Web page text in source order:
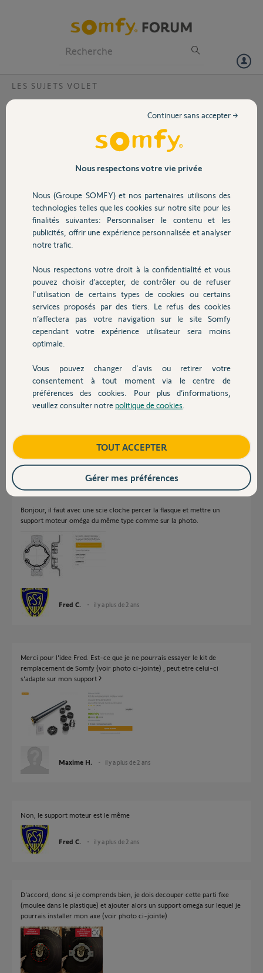
Volet
Sécurité
Domotique
Chauffage
Autres produits
Devis avec un pro
Contact
LES SUJETS VOLET
Equerre qui ne correspondent pas dans
Bonjour,
Je viens d'acheter un moteur RMS
1000 pour motoriser mes volets.
manivelle. Or aujourd'hui lors de
mon essai de montage, je me rend
compte qu'il n'y a pas d'equerre
mais un autre systeme (en
plastique. Qu'est ce que vous
pouvez me recommander comme
solution ? Installer un systeme
d'equerre ?
Merci d'avance pour votre aide
Maxime H.
il y a plus de 2 ans
Réponses
Bonjour, il faut avec une scie cloche percer la flasque et mettre un
support moteur oméga du même type comme sur la photo.
Fred C. il y a plus de 2 ans
Merci pour l'idee Fred. Est-ce que je ne pourrais essayer le kit de
remplacement de Somfy (voir photo ci-jointe) , peut etre celui-ci
s'adapte sur mon support ?
Maxime H. il y a plus de 2 ans
Non, le support moteur est le même
Fred C. il y a plus de 2 ans
D'accord, donc si je comprends bien, je dois decouper cette parti fixe
(moulee dans le plastique) et ajouter alors un support omega sur lequel je
pourrais installer mon axe (voir photo ci-jointe)
Nous respectons votre vie privée
Nous (Groupe SOMFY) et nos partenaires utilisons des
technologies telles que les cookies sur notre site pour les
finalités suivantes: Personnaliser le contenu et les
publicités, offrir une expérience personnalisée et analyser
notre trafic.
Nous respectons votre droit à la confidentialité et vous
pouvez choisir d’accepter, de contrôler ou de refuser
l'utilisation de certains types de cookies ou certains
services proposés par des tiers. Le refus des cookies
n’affectera pas votre navigation sur le site Somfy
cependant votre expérience utilisateur sera moins
optimale.
Vous pouvez changer d'avis ou retirer votre
consentement à tout moment via le centre de
préférences des cookies. Pour plus d’informations,
veuillez consulter notre politique de cookies
Continuer sans accepter →
TOUT ACCEPTER
Gérer mes préférences